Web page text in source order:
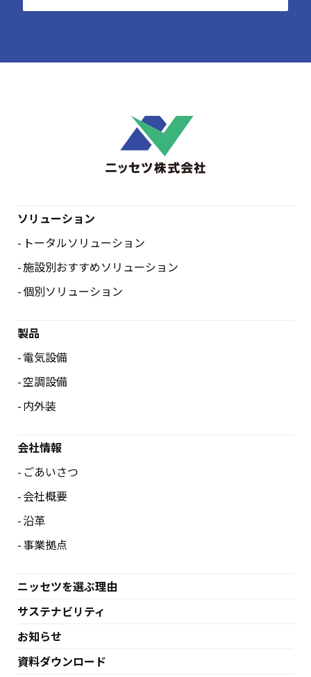
ソリューション
トータルソリューション
施設別おすすめソリューション
個別ソリューション
製品
電気設備
空調設備
内外装
会社情報
ごあいさつ
会社概要
沿革
事業拠点
ニッセツを選ぶ理由
サステナビリティ
お知らせ
資料ダウンロード